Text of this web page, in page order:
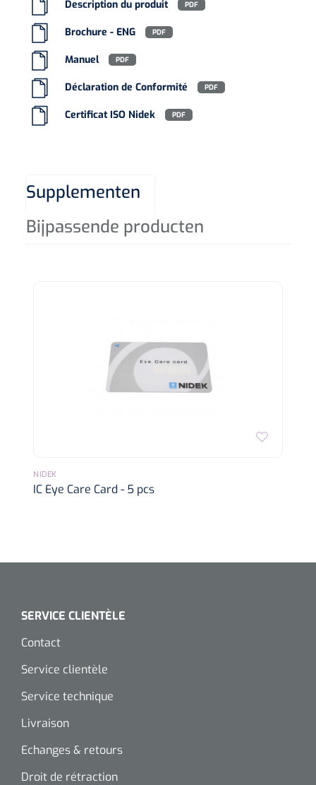
Description du produit PDF
Brochure - ENG PDF
Manuel PDF
Déclaration de Conformité PDF
Certificat ISO Nidek PDF
Supplementen
Bijpassende producten
NIDEK
IC Eye Care Card - 5 pcs
SERVICE CLIENTÈLE
Contact
Service clientèle
Service technique
Livraison
Echanges & retours
Droit de rétraction